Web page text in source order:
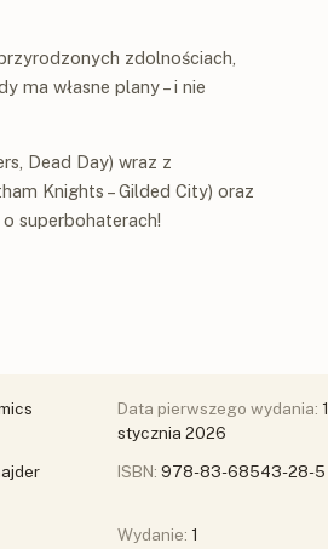
zdolnościach,
ma własne plany – i nie
Dead Day) wraz z
Knights – Gilded City) oraz
superbohaterach!
Data pierwszego wydania: 1
stycznia 2026
ISBN: 978-83-68543-28-5
Wydanie: 1